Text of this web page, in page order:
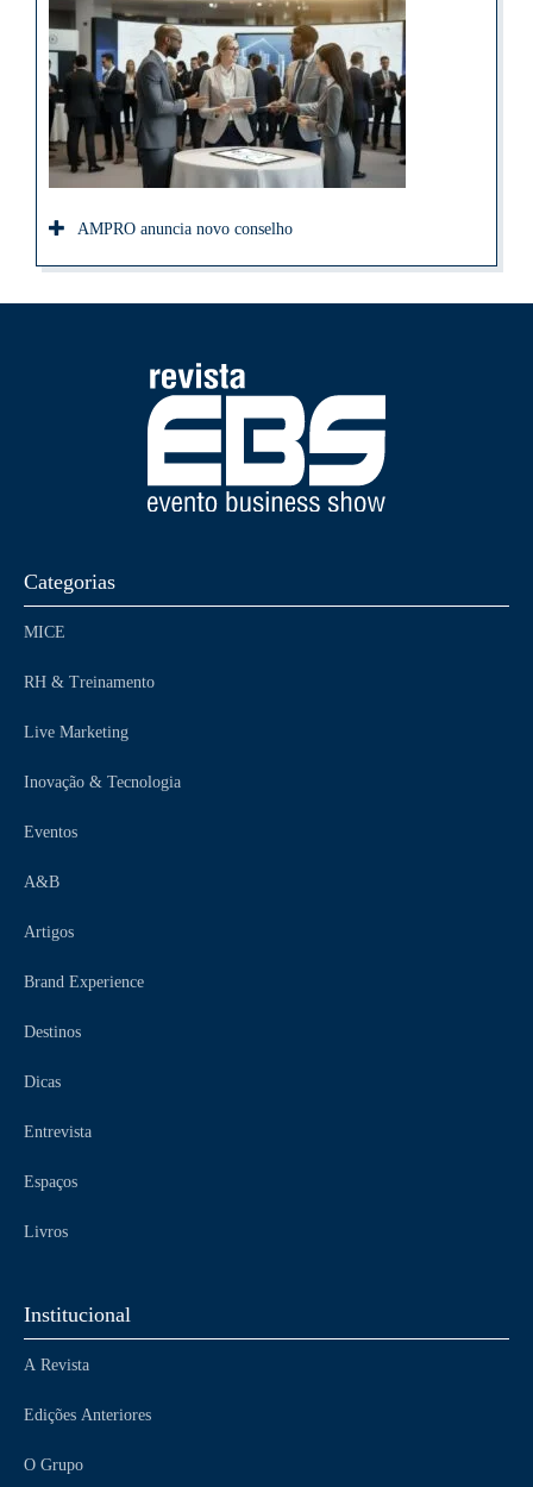
AMPRO anuncia novo conselho
Categorias
MICE
RH & Treinamento
Live Marketing
Inovação & Tecnologia
Eventos
A&B
Artigos
Brand Experience
Destinos
Dicas
Entrevista
Espaços
Livros
Institucional
A Revista
Edições Anteriores
O Grupo